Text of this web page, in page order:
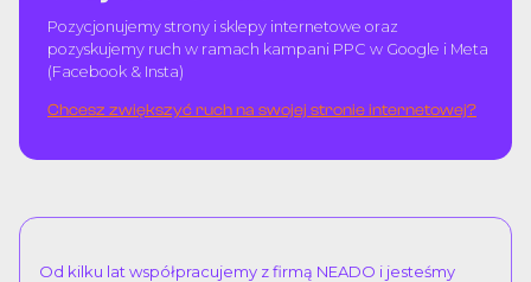
Pozycjonujemy strony i sklepy internetowe oraz
pozyskujemy ruch w ramach kampani PPC w Google i Meta
(Facebook & Insta)
Chcesz zwiększyć ruch na swojej stronie internetowej?
Od kilku lat współpracujemy z firmą NEADO i jesteśmy